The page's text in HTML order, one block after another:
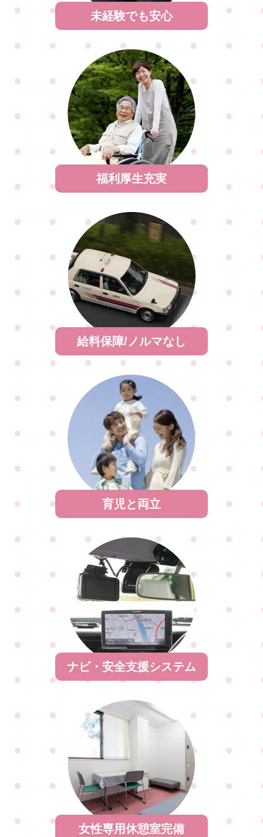
未経験でも安心
福利厚生充実
給料保障/ノルマなし
育児と両立
ナビ・安全支援システム
女性専用休憩室完備